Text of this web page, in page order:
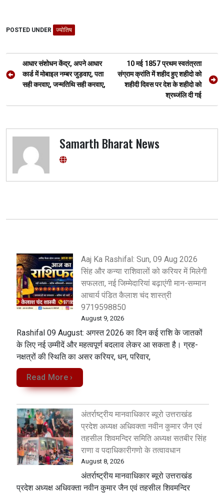
a
b
o
o
k
wi
tt
er
h
at
s
A
p
p
el
a
m
es
g
er
h
POSTED UNDER ज्योतिष
Post
navigation
आधार संशोधन केंद्र, अपने आधार
कार्ड में मोबाइल नम्बर जुड़वाए, पता
सही करवाए, जन्मतिथि सही करवाए,
10 मई 1857 प्रथम स्वतंत्रता
संग्राम क्रांति में शहीद हुए शहीदो को
शहीदी दिवस पर देश के शहीदो को
श्रध्जंलि दी गई
Samarth Bharat News
Aaj Ka Rashifal: Sun, 09 Aug 2026
सिंह और कन्या राशिवालों को करियर में मिलेगी
सफलता, नई जिम्मेदारियां बढ़ाएंगी मान-सम्मान
आचार्य पंडित कैलाश चंद शास्त्री
9719598850
August 9, 2026
Rashifal 09 August: अगस्त 2026 का दिन कई राशि के जातकों
के लिए नई उम्मीदें और महत्वपूर्ण बदलाव लेकर आ सकता है। ग्रह-
नक्षत्रों की स्थिति का असर करियर, धन, परिवार,
Read More ›
अंतर्राष्ट्रीय मानवाधिकार ब्यूरो उत्तराखंड
प्रदेश अध्यक्ष अधिवक्ता नवीन कुमार जैन एवं
तहसील शिवमन्दिर समिति अध्यक्ष सतबीर सिंह
राणा व पदाधिकारीगणो के तत्वावधान
August 8, 2026
अंतर्राष्ट्रीय मानवाधिकार ब्यूरो उत्तराखंड
प्रदेश अध्यक्ष अधिवक्ता नवीन कुमार जैन एवं तहसील शिवमन्दिर